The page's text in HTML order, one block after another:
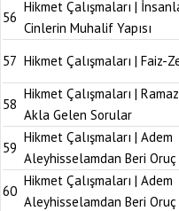
56
Hikmet Çalışmaları |
Cinlerin Muhalif Yapısı
57 Hikmet Çalışmaları | Faiz-
58
Hikmet Çalışmaları |
Akla Gelen Sorular
59
Hikmet Çalışmaları | Adem
Aleyhisselamdan Beri
60
Hikmet Çalışmaları | Adem
Aleyhisselamdan Beri